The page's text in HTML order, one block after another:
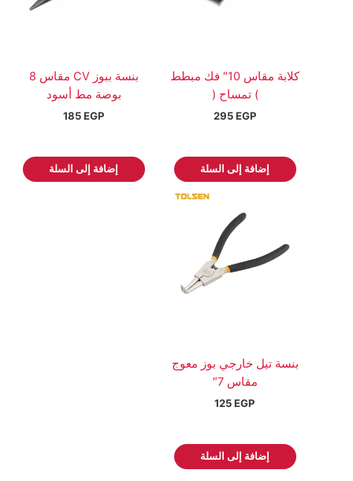
كلابة مقاس 10″ فك مبطط
) تمساح (
295EGP
إضافة إلى السلة
بنسة ببوز CV مقاس 8
بوصة مط أسود
185EGP
إضافة إلى السلة
بنسة تيل خارجي بوز معوج
مقاس 7″
125EGP
إضافة إلى السلة